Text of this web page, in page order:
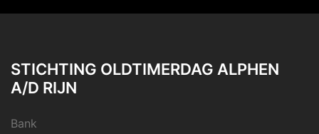
STICHTING OLDTIMERDAG ALPHEN
A/D RIJN
Bank